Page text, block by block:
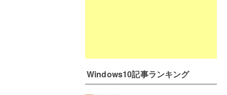
Windows10記事ランキング